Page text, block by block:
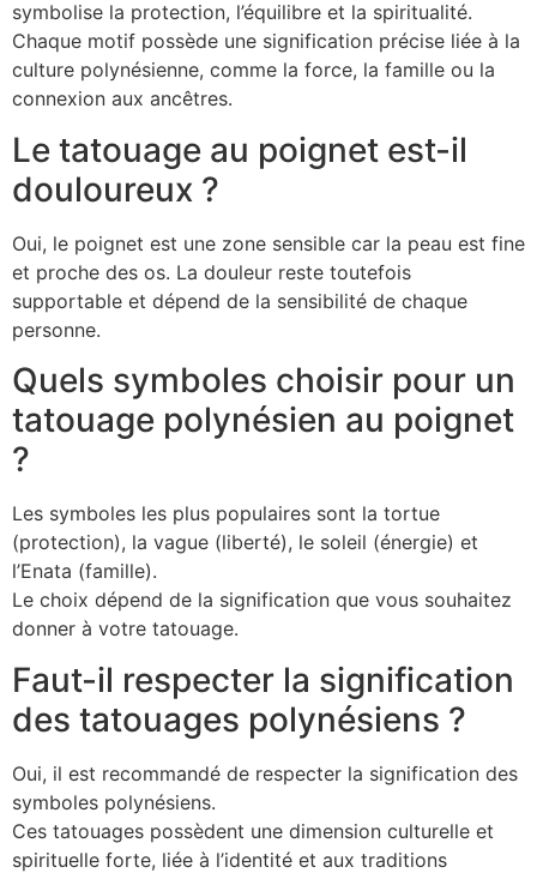
symbolise la protection, l’équilibre et la spiritualité.
Chaque motif possède une signification précise liée à la
culture polynésienne, comme la force, la famille ou la
connexion aux ancêtres.
Le tatouage au poignet est-il
douloureux ?
Oui, le poignet est une zone sensible car la peau est fine
et proche des os. La douleur reste toutefois
supportable et dépend de la sensibilité de chaque
personne.
Quels symboles choisir pour un
tatouage polynésien au poignet
?
Les symboles les plus populaires sont la tortue
(protection), la vague (liberté), le soleil (énergie) et
l’Enata (famille).
Le choix dépend de la signification que vous souhaitez
donner à votre tatouage.
Faut-il respecter la signification
des tatouages polynésiens ?
Oui, il est recommandé de respecter la signification des
symboles polynésiens.
Ces tatouages possèdent une dimension culturelle et
spirituelle forte, liée à l’identité et aux traditions